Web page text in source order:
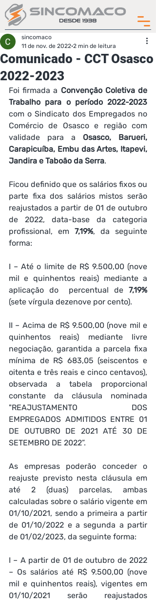
Comunicado - CCT Osasco
2022-2023
sincomaco
11 de nov. de 2022 2 min de leitura
Foi firmada a Convenção Coletiva de
Trabalho para o período 2022-2023
com o Sindicato dos Empregados no
Comércio de Osasco e região com
validade para a Osasco, Barueri,
Carapicuíba, Embu das Artes, Itapevi,
Jandira e Taboão da Serra.
Ficou definido que os salários fixos ou
parte fixa dos salários mistos serão
reajustados a partir de 01 de outubro
de 2022, data-base da categoria
profissional, em 7,19%, da seguinte
forma:
I – Até o limite de R$ 9.500,00 (nove
mil e quinhentos reais) mediante a
aplicação do  percentual de 7,19%
(sete vírgula dezenove por cento).
II – Acima de R$ 9.500,00 (nove mil e
quinhentos reais) mediante livre
negociação, garantida a parcela fixa
mínima de R$ 683,05 (seiscentos e
oitenta e três reais e cinco centavos),
observada a tabela proporcional
constante da cláusula nominada
"REAJUSTAMENTO DOS
EMPREGADOS ADMITIDOS ENTRE 01
DE OUTUBRO DE 2021 ATÉ 30 DE
SETEMBRO DE 2022”.
As empresas poderão conceder o
reajuste previsto nesta cláusula em
até 2 (duas) parcelas, ambas
calculadas sobre o salário vigente em
01/10/2021, sendo a primeira a partir
de 01/10/2022 e a segunda a partir
de 01/02/2023, da seguinte forma:
I – A partir de 01 de outubro de 2022
– Os salários até R$ 9.500,00 (nove
mil e quinhentos reais), vigentes em
01/10/2021 serão reajustados